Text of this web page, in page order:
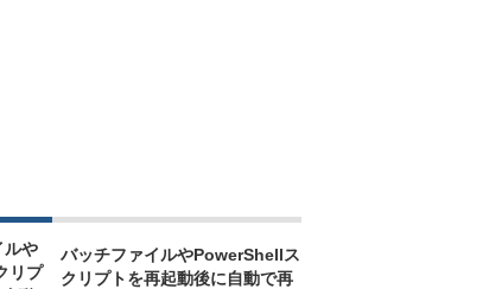
バッチファイルやPowerShellス
クリプトを再起動後に自動で再